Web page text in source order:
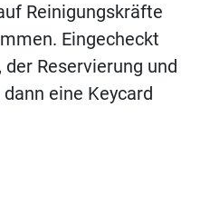
Reinigungskräfte
Eingecheckt
Reservierung und
eine Keycard